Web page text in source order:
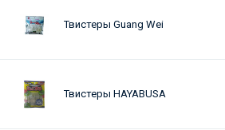
Твистеры Guang Wei
Твистеры HAYABUSA